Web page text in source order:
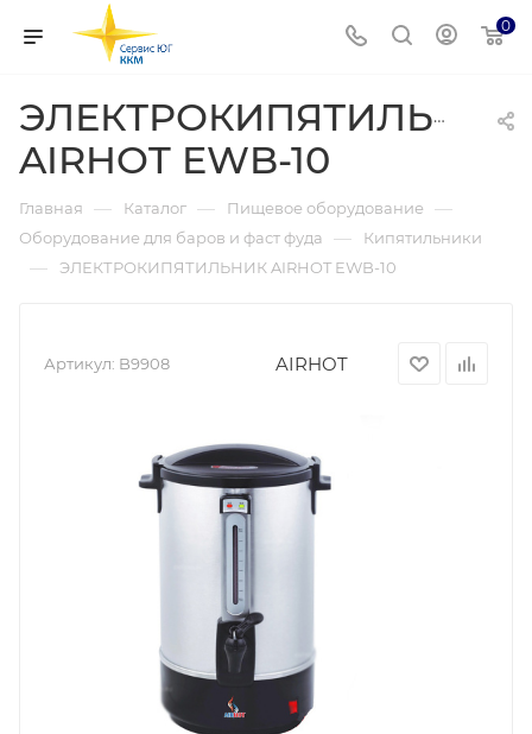
0
ЭЛЕКТРОКИПЯТИЛЬНИК
AIRHOT EWB-10
Главная — Каталог — Пищевое оборудование —
Оборудование для баров и фаст фуда — Кипятильники
— ЭЛЕКТРОКИПЯТИЛЬНИК AIRHOT EWB-10
Артикул: B9908 AIRHOT